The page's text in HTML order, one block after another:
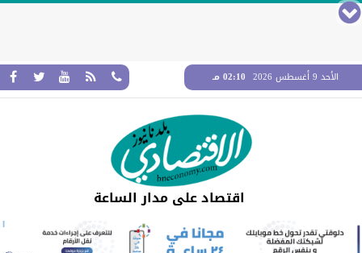
الأحد 9 أغسطس 2026 02:10 مـ
اقتصاد على مدار الساعة